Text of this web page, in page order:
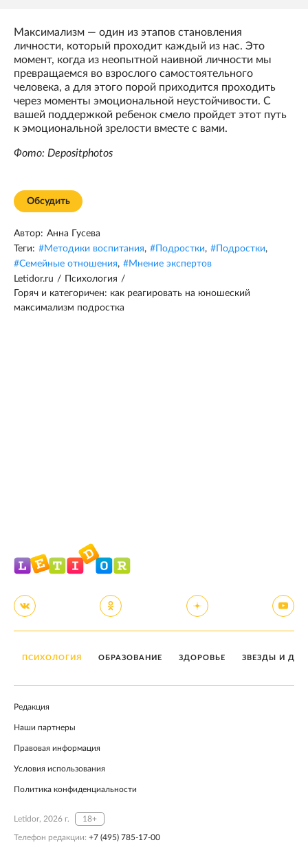
Максимализм — один из этапов становления
личности, который проходит каждый из нас. Это
момент, когда из неопытной наивной личности мы
превращаемся во взрослого самостоятельного
человека, а для этого порой приходится проходить
через моменты эмоциональной неустойчивости. С
вашей поддержкой ребенок смело пройдет этот путь
к эмоциональной зрелости вместе с вами.
Фото: Depositphotos
Обсудить
Автор: Анна Гусева
Теги: #Методики воспитания, # Подростки, # Подростки,
#Семейные отношения, #Мнение экспертов
Letidor.ru / Психология /
Горяч и категоричен: как реагировать на юношеский
максимализм подростка
ПСИХОЛОГИЯ ОБРАЗОВАНИЕ ЗДОРОВЬЕ ЗВЕЗДЫ И
Редакция
Наши партнеры
Правовая информация
Условия использования
Политика конфиденциальности
Letidor, 2026 г. 18+
Телефон редакции: +7 (495) 785-17-00